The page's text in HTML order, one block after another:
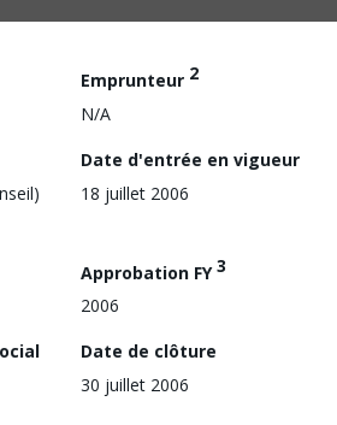
Emprunteur 2
N/A
Date d'entrée en vigueur
18 juillet 2006
Approbation FY3
2006
Date de clôture
30 juillet 2006